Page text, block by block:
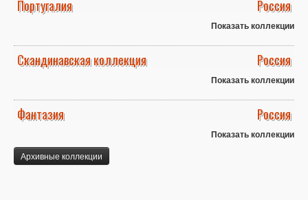
Португалия Россия
Показать коллекции
Скандинавская коллекция Россия
Показать коллекции
Фантазия Россия
Показать коллекции
Архивные коллекции